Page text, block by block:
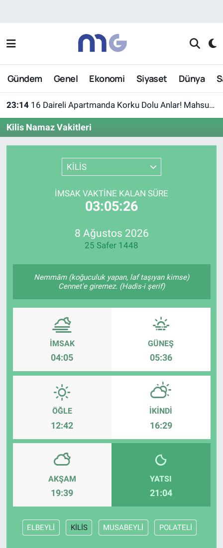
Gündem Genel Ekonomi Siyaset Dünya
23:14 16 Daireli Apartmanda Korku Dolu Anlar! Mahsur Kalanlar Kurtarıldı
Kilis Namaz Vakitleri
KİLİS
İMSAK VAKTINE KALAN SÜRE
03:05:26
8 Ağustos 2026
25 Safer 1448
Nemmâm (koğuculuk yapan, laf taşıyan kimse)
Cennet'e giremez. (Hadis-i şerif)
İMSAK
04:05
GÜNEŞ
05:36
ÖĞLE
12:42
İKINDI
16:29
AKŞAM
19:39
YATSI
21:04
ELBEYLİ KİLİS MUSABEYLİ POLATELİ
Nöbetçi Eczaneler
Hava Durumu
Süper Lig Puan Durumu ve Fikstür
Tüm Manşetler
Son Dakika Haberleri